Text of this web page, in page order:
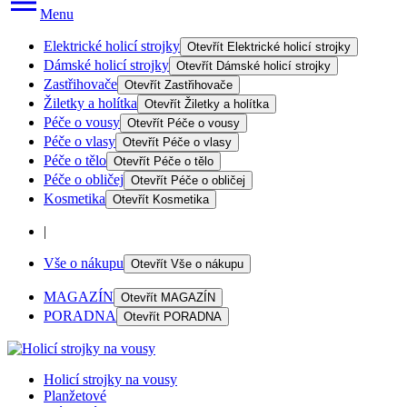
Menu
Elektrické holicí strojky Otevřít Elektrické holicí strojky
Dámské holicí strojky Otevřít Dámské holicí strojky
Zastřihovače Otevřít Zastřihovače
Žiletky a holítka Otevřít Žiletky a holítka
Péče o vousy Otevřít Péče o vousy
Péče o vlasy Otevřít Péče o vlasy
Péče o tělo Otevřít Péče o tělo
Péče o obličej Otevřít Péče o obličej
Kosmetika Otevřít Kosmetika
|
Vše o nákupu Otevřít Vše o nákupu
MAGAZÍN Otevřít MAGAZÍN
PORADNA Otevřít PORADNA
Holicí strojky na vousy
Planžetové